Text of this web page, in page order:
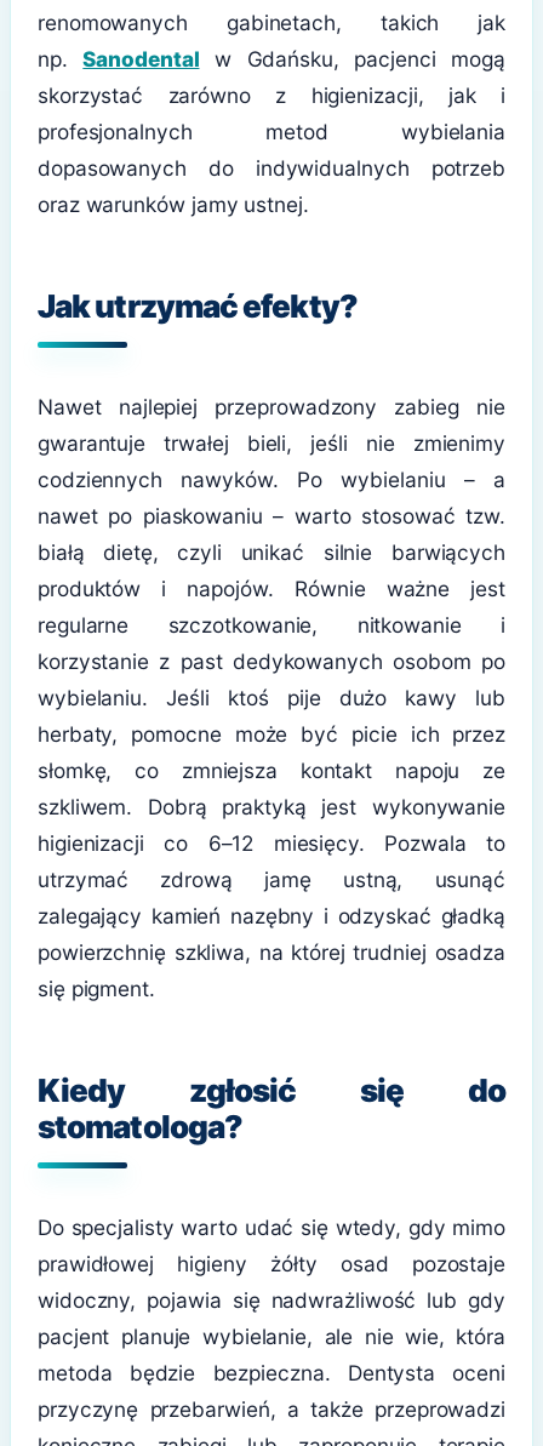
renomowanych gabinetach, takich jak
np.Sanodental w Gdańsku, pacjenci mogą
skorzystać zarówno z higienizacji, jak i
profesjonalnych metod wybielania
dopasowanych do indywidualnych potrzeb
oraz warunków jamy ustnej.
Jak utrzymać efekty?
Nawet najlepiej przeprowadzony zabieg nie
gwarantuje trwałej bieli, jeśli nie zmienimy
codziennych nawyków. Po wybielaniu – a
nawet po piaskowaniu – warto stosować tzw.
białą dietę, czyli unikać silnie barwiących
produktów i napojów. Równie ważne jest
regularne szczotkowanie, nitkowanie i
korzystanie z past dedykowanych osobom po
wybielaniu. Jeśli ktoś pije dużo kawy lub
herbaty, pomocne może być picie ich przez
słomkę, co zmniejsza kontakt napoju ze
szkliwem. Dobrą praktyką jest wykonywanie
higienizacji co 6–12 miesięcy. Pozwala to
utrzymać zdrową jamę ustną, usunąć
zalegający kamień nazębny i odzyskać gładką
powierzchnię szkliwa, na której trudniej osadza
się pigment.
Kiedy zgłosić się do
stomatologa?
Do specjalisty warto udać się wtedy, gdy mimo
prawidłowej higieny żółty osad pozostaje
widoczny, pojawia się nadwrażliwość lub gdy
pacjent planuje wybielanie, ale nie wie, która
metoda będzie bezpieczna. Dentysta oceni
przyczynę przebarwień, a także przeprowadzi